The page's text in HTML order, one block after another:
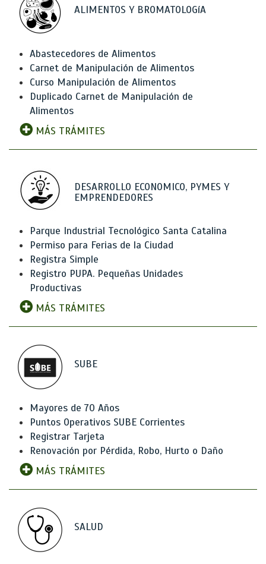
ALIMENTOS Y BROMATOLOGíA
Abastecedores de Alimentos
Carnet de Manipulación de Alimentos
Curso Manipulación de Alimentos
Duplicado Carnet de Manipulación de
Alimentos
MÁS TRÁMITES
DESARROLLO ECONOMICO, PYMES Y
EMPRENDEDORES
Parque Industrial Tecnológico Santa Catalina
Permiso para Ferias de la Ciudad
Registra Simple
Registro PUPA. Pequeñas Unidades
Productivas
MÁS TRÁMITES
SUBE
Mayores de 70 Años
Puntos Operativos SUBE Corrientes
Registrar Tarjeta
Renovación por Pérdida, Robo, Hurto o Daño
MÁS TRÁMITES
SALUD